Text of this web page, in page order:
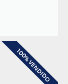
100% VENDIDO